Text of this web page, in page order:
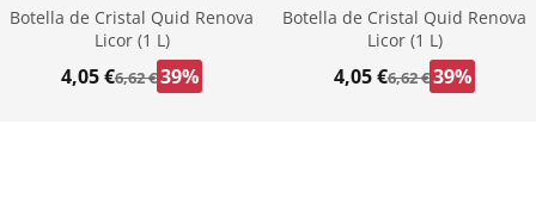
Botella de Cristal Quid Renova
Licor (1 L)
4,05 €6,62 €39%
Botella de Cristal Quid Renova
Licor (1 L)
4,05 €6,62 €39%